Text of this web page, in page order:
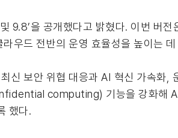
9.8’을 공개했다고 밝혔다. 이번 버
우드 전반의 운영 효율성을 높이는
보안 위협 대응과 AI 혁신 가속화,
computing) 기능을 강화해
했다.